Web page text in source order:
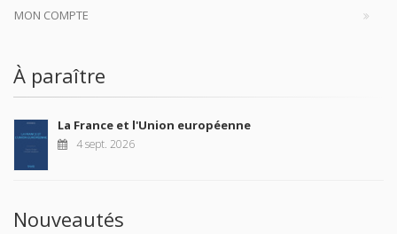
MON COMPTE
À paraître
La France et l'Union européenne
4 sept. 2026
Nouveautés